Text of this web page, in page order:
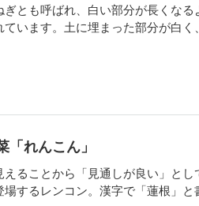
ぎとも呼ばれ、白い部分が長くなる
います。土に埋まった部分が白く
「れんこん」
えることから「見通しが良い」とし
するレンコン。漢字で「蓮根」と